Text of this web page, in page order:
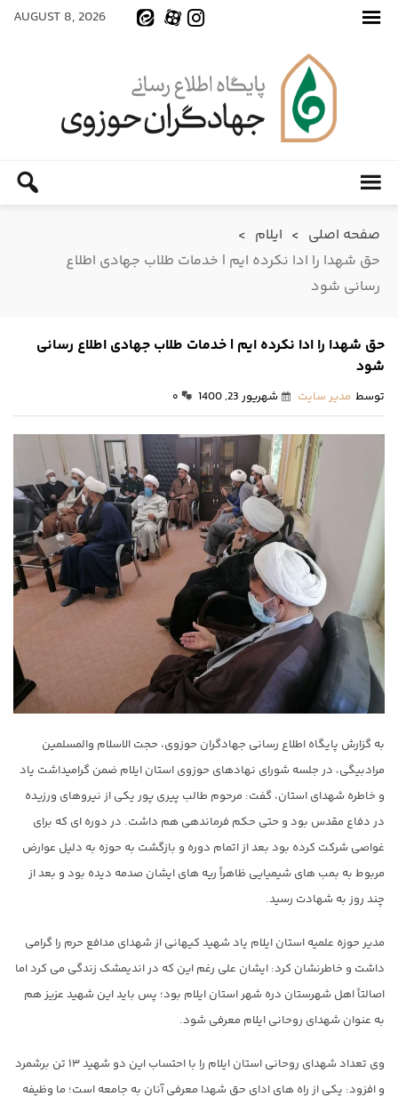
AUGUST 8, 2026
صفحه اصلی > ایلام >
حق شهدا را ادا نکرده ایم | خدمات طلاب جهادی اطلاع
رسانی شود
حق شهدا را ادا نکرده ایم | خدمات طلاب جهادی اطلاع رسانی
شود
توسط مدیر سایت شهریور 23, 1400 ۰
به گزارش پایگاه اطلاع رسانی جهادگران حوزوی، حجت الاسلام والمسلمین
مرادبیگی، در جلسه شورای نهادهای حوزوی استان ایلام ضمن گرامیداشت یاد
و خاطره شهدای استان، گفت: مرحوم طالب پیری پور یکی از نیروهای ورزیده
در دفاع مقدس بود و حتی حکم فرماندهی هم داشت. در دوره ای که برای
غواصی شرکت کرده بود بعد از اتمام دوره و بازگشت به حوزه به دلیل عوارض
مربوط به بمب های شیمیایی ظاهراً ریه های ایشان صدمه دیده بود و بعد از
چند روز به شهادت رسید.
مدیر حوزه علمیه استان ایلام یاد شهید کیهانی از شهدای مدافع حرم را گرامی
داشت و خاطرنشان کرد: ایشان علی رغم این که در اندیمشک زندگی می کرد اما
اصالتاً اهل شهرستان دره شهر استان ایلام بود؛ پس باید این شهید عزیز هم
به عنوان شهدای روحانی ایلام معرفی شود.
وی تعداد شهدای روحانی استان ایلام را با احتساب این دو شهید ۱۳ تن برشمرد
و افزود: یکی از راه های ادای حق شهدا معرفی آنان به جامعه است؛ ما وظیفه